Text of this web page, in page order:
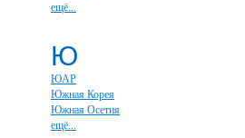
ещё...
Ю
ЮАР
Южная Корея
Южная Осетия
ещё...